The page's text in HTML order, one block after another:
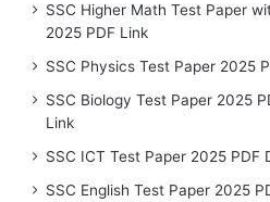
SSC Higher Math Test Paper
2025 PDF Link
SSC Physics Test Paper 2025
SSC Biology Test Paper 2025
Link
SSC ICT Test Paper 2025 PDF
SSC English Test Paper 2025